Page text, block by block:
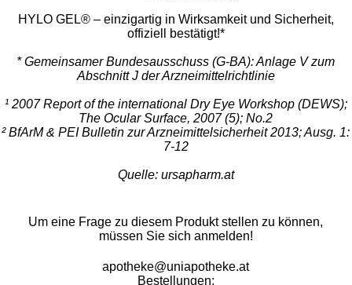
HYLO GEL® – einzigartig in Wirksamkeit und Sicherheit,
offiziell bestätigt!*
* Gemeinsamer Bundesausschuss (G-BA): Anlage V zum
Abschnitt J der Arzneimittelrichtlinie
¹ 2007 Report of the international Dry Eye Workshop (DEWS);
The Ocular Surface, 2007 (5); No.2
² BfArM & PEI Bulletin zur Arzneimittelsicherheit 2013; Ausg. 1:
7-12
Quelle: ursapharm.at
Um eine Frage zu diesem Produkt stellen zu können,
müssen Sie sich anmelden!
apotheke@uniapotheke.at
Bestellungen: